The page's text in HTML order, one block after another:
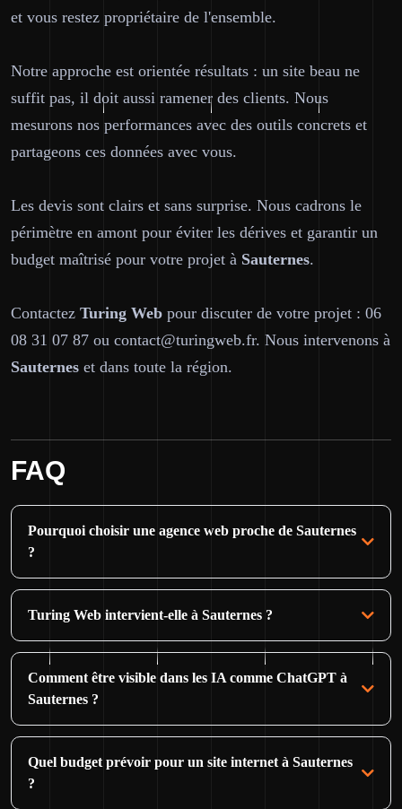
et vous restez propriétaire de l'ensemble.
Notre approche est orientée résultats : un site beau ne
suffit pas, il doit aussi ramener des clients. Nous
mesurons nos performances avec des outils concrets et
partageons ces données avec vous.
Les devis sont clairs et sans surprise. Nous cadrons le
périmètre en amont pour éviter les dérives et garantir un
budget maîtrisé pour votre projet à Sauternes.
Contactez Turing Web pour discuter de votre projet : 06
08 31 07 87 ou contact@turingweb.fr. Nous intervenons à
Sauternes et dans toute la région.
FAQ
Pourquoi choisir une agence web proche de Sauternes
?
Turing Web intervient-elle à Sauternes ?
Comment être visible dans les IA comme ChatGPT à
Sauternes ?
Quel budget prévoir pour un site internet à Sauternes
?